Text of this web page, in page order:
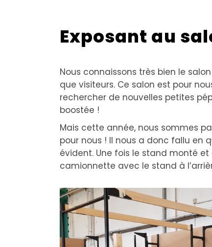
Exposant au
Nous connaissons très bien le
que visiteurs. Ce salon est pour
rechercher de nouvelles petites
boostée !
Mais cette année, nous sommes
pour nous ! Il nous a donc fallu en
évident. Une fois le stand monté
camionnette avec le stand à